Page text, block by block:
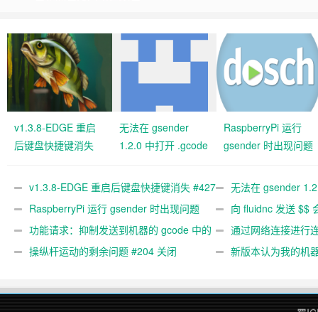
v1.3.8-EDGE 重启
后键盘快捷键消失
无法在 gsender
1.2.0 中打开 .gcode
RaspberryPi 运行
gsender 时出现问题
v1.3.8-EDGE 重启后键盘快捷键消失 #427
关闭
无法在 gsender
#367
RaspberryPi 运行 gsender 时出现问题
#89
向 fluidnc 发送 $$
#473
功能请求：抑制发送到机器的 gcode 中的
gcode 注释。 #444 关闭
通过网络连接进行
操纵杆运动的剩余问题 #204 关闭
新版本认为我的机